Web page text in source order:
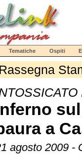
Tematiche Ospiti
Rassegna
a
agosto 2009 -